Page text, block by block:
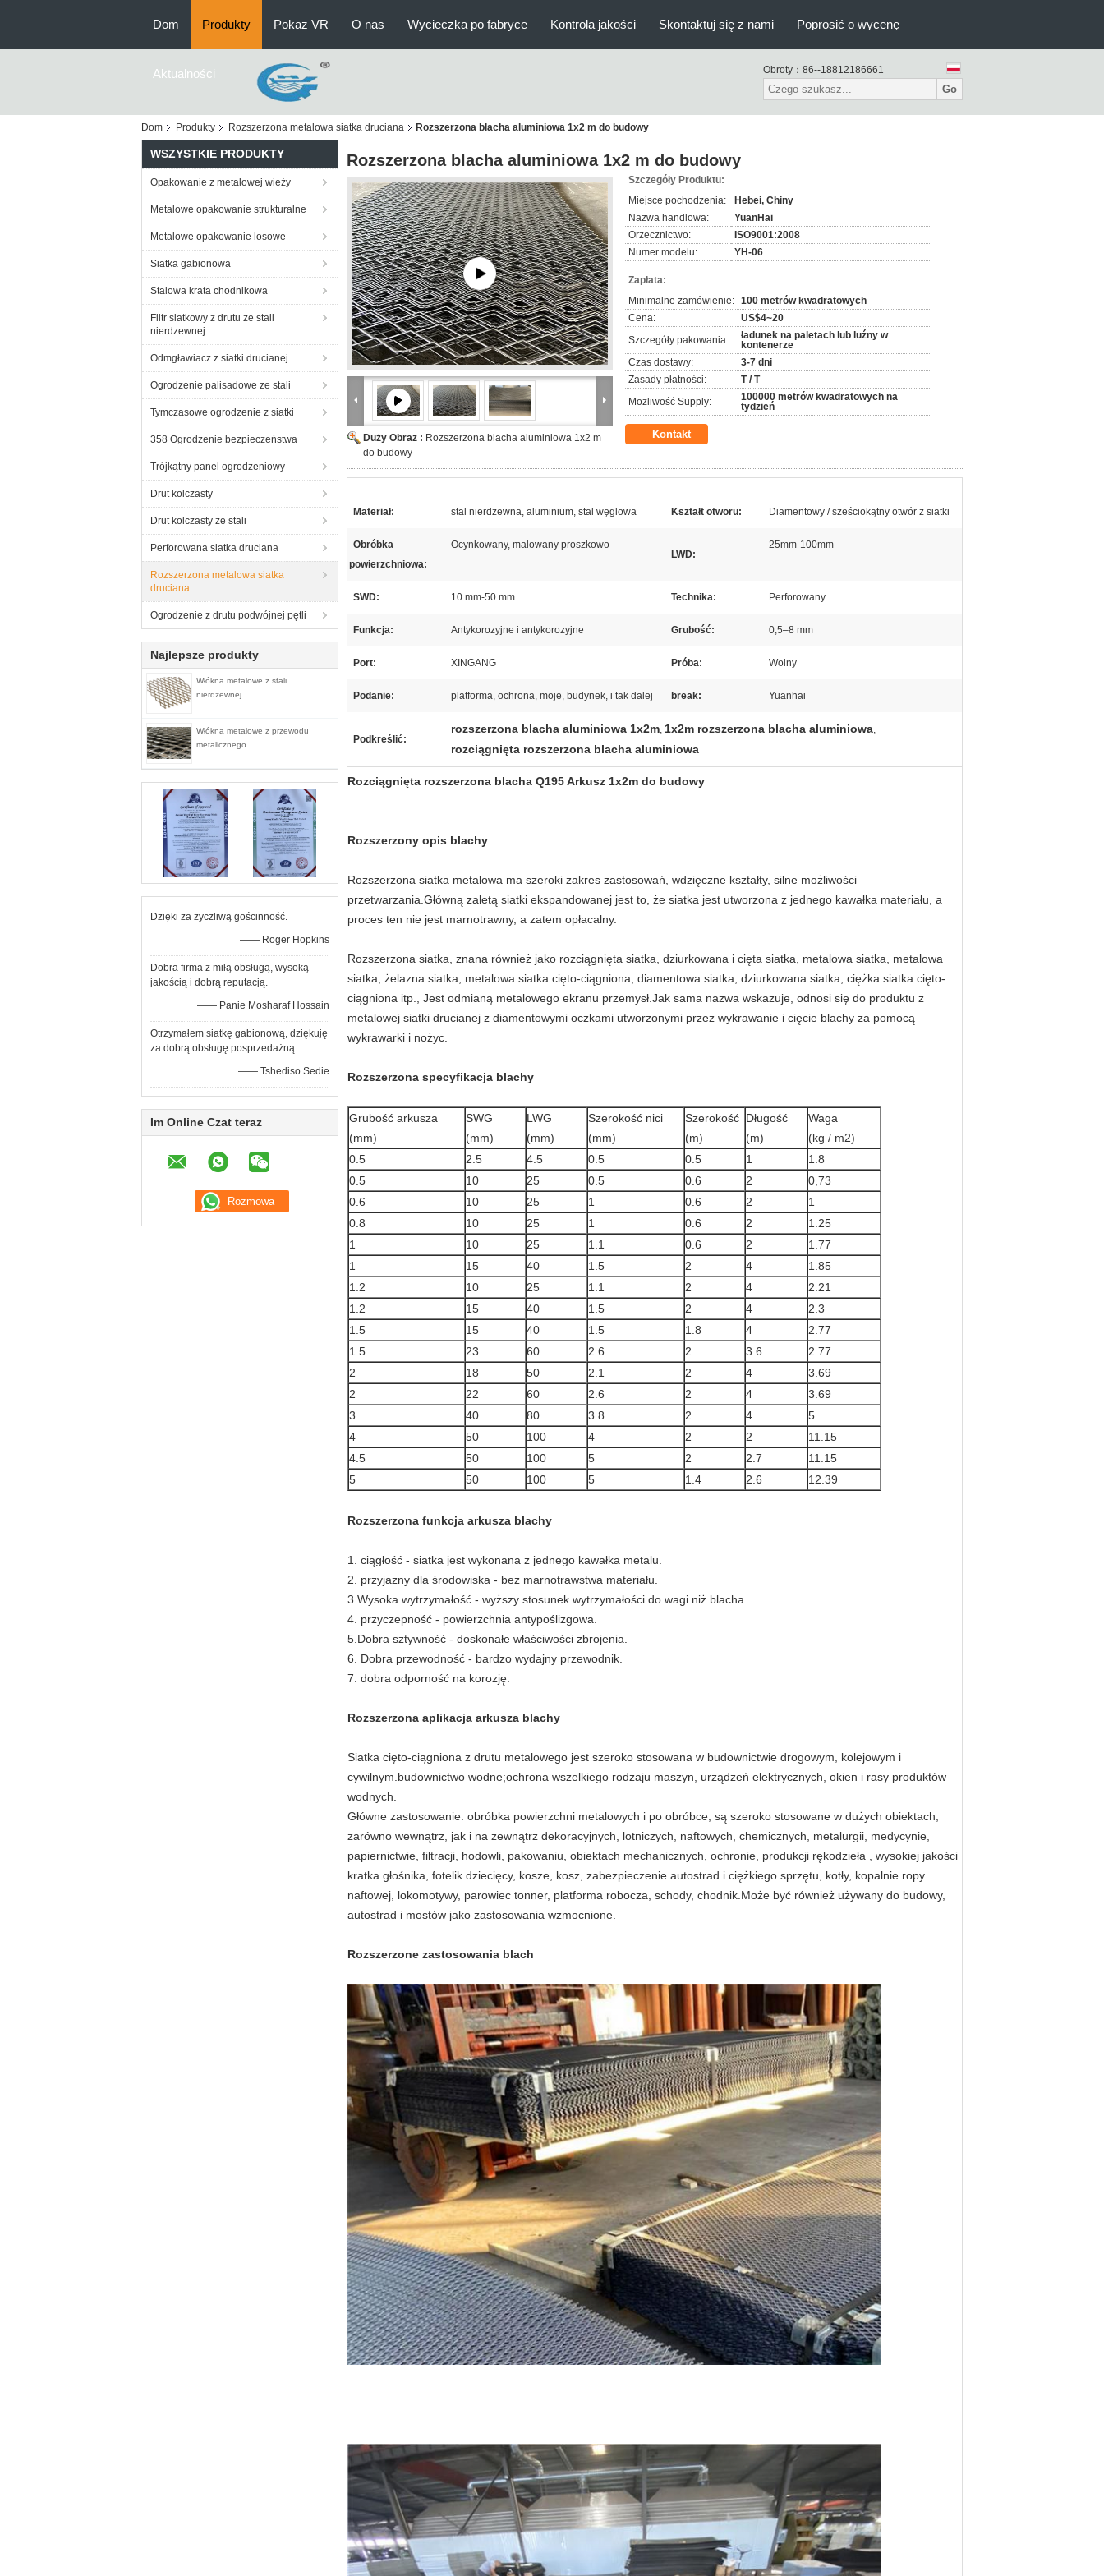
Dom Produkty Pokaz VR O nas Wycieczka po fabryce Kontrola jakości Skontaktuj się z nami Poprosić o wycenę
Aktualności Obroty： 86--18812186661
Go
Dom Produkty Rozszerzona metalowa siatka druciana Rozszerzona blacha aluminiowa 1x2 m do budowy
WSZYSTKIE PRODUKTY
Opakowanie z metalowej wieży
Metalowe opakowanie strukturalne
Metalowe opakowanie losowe
Siatka gabionowa
Stalowa krata chodnikowa
Filtr siatkowy z drutu ze stali
nierdzewnej
Odmgławiacz z siatki drucianej
Ogrodzenie palisadowe ze stali
Tymczasowe ogrodzenie z siatki
358 Ogrodzenie bezpieczeństwa
Trójkątny panel ogrodzeniowy
Drut kolczasty
Drut kolczasty ze stali
Perforowana siatka druciana
Rozszerzona metalowa siatka
druciana
Ogrodzenie z drutu podwójnej pętli
Najlepsze produkty
Włókna metalowe z stali
nierdzewnej
Włókna metalowe z przewodu
metalicznego
Dzięki za życzliwą gościnność.
—— Roger Hopkins
Dobra firma z miłą obsługą, wysoką
jakością i dobrą reputacją.
—— Panie Mosharaf Hossain
Otrzymałem siatkę gabionową, dziękuję
za dobrą obsługę posprzedażną.
—— Tshediso Sedie
Im Online Czat teraz
Rozszerzona blacha aluminiowa 1x2 m do budowy
Duży Obraz : Rozszerzona blacha aluminiowa 1x2 m
do budowy
Szczegóły Produktu:
Miejsce pochodzenia:
Hebei, Chiny
Nazwa handlowa:
YuanHai
Orzecznictwo:
ISO9001:2008
Numer modelu:
YH-06
Zapłata:
Minimalne zamówienie: 100 metrów kwadratowych
Cena:
US$4~20
Szczegóły pakowania:
ładunek na paletach lub luźny w
kontenerze
Czas dostawy:
3-7 dni
Zasady płatności:
T / T
Możliwość Supply:
100000 metrów kwadratowych na
tydzień
Kontakt
Materiał: stal nierdzewna, aluminium, stal węglowa Kształt otworu: Diamentowy / sześciokątny otwór z siatki
Obróbka
powierzchniowa:
Ocynkowany, malowany proszkowo
LWD:
25mm-100mm
SWD: 10 mm-50 mm Technika: Perforowany
Funkcja: Antykorozyjne i antykorozyjne Grubość: 0,5–8 mm
Port: XINGANG Próba: Wolny
Podanie: platforma, ochrona, moje, budynek, i tak dalej break: Yuanhai
Podkreślić:
rozszerzona blacha aluminiowa 1x2m, 1x2m rozszerzona blacha aluminiowa,
rozciągnięta rozszerzona blacha aluminiowa
Rozciągnięta rozszerzona blacha Q195 Arkusz 1x2m do budowy
Rozszerzony opis blachy
Rozszerzona siatka metalowa ma szeroki zakres zastosowań, wdzięczne kształty, silne możliwości
przetwarzania.Główną zaletą siatki ekspandowanej jest to, że siatka jest utworzona z jednego kawałka materiału, a
proces ten nie jest marnotrawny, a zatem opłacalny.
Rozszerzona siatka, znana również jako rozciągnięta siatka, dziurkowana i cięta siatka, metalowa siatka, metalowa
siatka, żelazna siatka, metalowa siatka cięto-ciągniona, diamentowa siatka, dziurkowana siatka, ciężka siatka cięto-
ciągniona itp., Jest odmianą metalowego ekranu przemysł.Jak sama nazwa wskazuje, odnosi się do produktu z
metalowej siatki drucianej z diamentowymi oczkami utworzonymi przez wykrawanie i cięcie blachy za pomocą
wykrawarki i nożyc.
Rozszerzona specyfikacja blachy
Grubość arkusza
(mm)
SWG
(mm)
LWG
(mm)
Szerokość nici
(mm)
Szerokość
(m)
Długość
(m)
Waga
(kg / m2)
0.5
2.5 4.5 0.5 0.5 1
1.8
0.5
10 25 0.5 0.6 2
0,73
0.6
10 25 1 0.6 2
1
0.8
10 25 1 0.6 2
1.25
1
10 25 1.1 0.6 2
1.77
1
15 40 1.5 2 4
1.85
1.2
10 25 1.1 2 4
2.21
1.2
15 40 1.5 2 4
2.3
1.5
15 40 1.5 1.8 4
2.77
1.5
23 60 2.6 2 3.6
2.77
2
18 50 2.1 2 4
3.69
2
22 60 2.6 2 4
3.69
3
40 80 3.8 2 4
5
4
50 100 4 2 2
11.15
4.5
50 100 5 2 2.7
11.15
5
50 100 5 1.4 2.6 12.39
Rozszerzona funkcja arkusza blachy
1. ciągłość - siatka jest wykonana z jednego kawałka metalu.
2. przyjazny dla środowiska - bez marnotrawstwa materiału.
3.Wysoka wytrzymałość - wyższy stosunek wytrzymałości do wagi niż blacha.
4. przyczepność - powierzchnia antypoślizgowa.
5.Dobra sztywność - doskonałe właściwości zbrojenia.
6. Dobra przewodność - bardzo wydajny przewodnik.
7. dobra odporność na korozję.
Rozszerzona aplikacja arkusza blachy
Siatka cięto-ciągniona z drutu metalowego jest szeroko stosowana w budownictwie drogowym, kolejowym i
cywilnym.budownictwo wodne;ochrona wszelkiego rodzaju maszyn, urządzeń elektrycznych, okien i rasy produktów
wodnych.
Główne zastosowanie: obróbka powierzchni metalowych i po obróbce, są szeroko stosowane w dużych obiektach,
zarówno wewnątrz, jak i na zewnątrz dekoracyjnych, lotniczych, naftowych, chemicznych, metalurgii, medycynie,
papiernictwie, filtracji, hodowli, pakowaniu, obiektach mechanicznych, ochronie, produkcji rękodzieła , wysokiej jakości
kratka głośnika, fotelik dziecięcy, kosze, kosz, zabezpieczenie autostrad i ciężkiego sprzętu, kotły, kopalnie ropy
naftowej, lokomotywy, parowiec tonner, platforma robocza, schody, chodnik.Może być również używany do budowy,
autostrad i mostów jako zastosowania wzmocnione.
Rozszerzone zastosowania blach